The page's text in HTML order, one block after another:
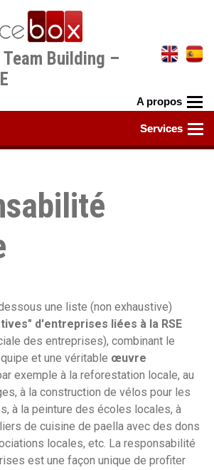
Building –
une liste (non exhaustive)
d'entreprises liées à la RSE
des entreprises), combinant le
et une véritable œuvre
exemple à la reforestation locale, au
à la construction de vélos pour les
à la peinture des écoles locales, à
de cuisine de paella avec des dons
locales, etc. La responsabilité
est une façon unique de profiter